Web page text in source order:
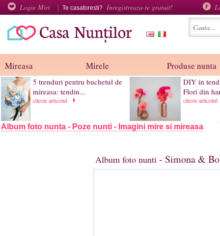
Login Miri Te casatoresti? Inregistreaza-te gratuit!
Mireasa Mirele Produse nunta
5 trenduri pentru buchetul de
mireasa: tendin...
citeste articolul
DIY in
Flori din
citeste articolul
Album foto nunta - Poze nunti - Imagini mire si mireasa
Album foto nunti - Simona &